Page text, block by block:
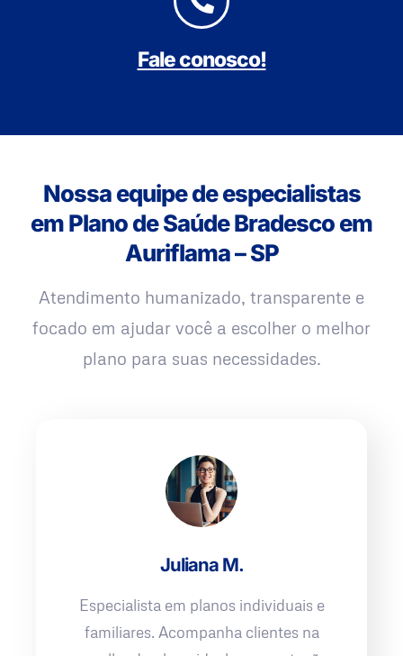
Fale conosco!
Nossa equipe de especialistas
em Plano de Saúde Bradesco em
Auriflama – SP
Atendimento humanizado, transparente e
focado em ajudar você a escolher o melhor
plano para suas necessidades.
Juliana M.
Especialista em planos individuais e
familiares. Acompanha clientes na